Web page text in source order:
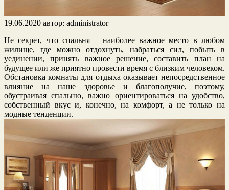
19.06.2020 автор: administrator
Не секрет, что спальня – наиболее важное место в любом
жилище, где можно отдохнуть, набраться сил, побыть в
уединении, принять важное решение, составить план на
будущее или же приятно провести время с близким человеком.
Обстановка комнаты для отдыха оказывает непосредственное
влияние на наше здоровье и благополучие, поэтому,
обустраивая спальню, важно ориентироваться на удобство,
собственный вкус и, конечно, на комфорт, а не только на
модные тенденции.